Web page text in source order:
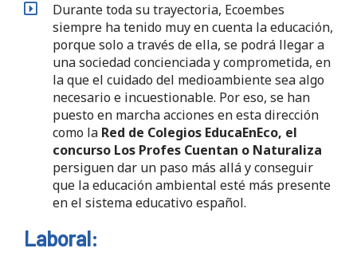
Durante toda su trayectoria, Ecoembes
siempre ha tenido muy en cuenta la educación,
porque solo a través de ella, se podrá llegar a
una sociedad concienciada y comprometida, en
la que el cuidado del medioambiente sea algo
necesario e incuestionable. Por eso, se han
puesto en marcha acciones en esta dirección
como laRed de Colegios EducaEnEco, el
concurso Los Profes Cuentan o Naturaliza
persiguen dar un paso más allá y conseguir
que la educación ambiental esté más presente
en el sistema educativo español.
Laboral: